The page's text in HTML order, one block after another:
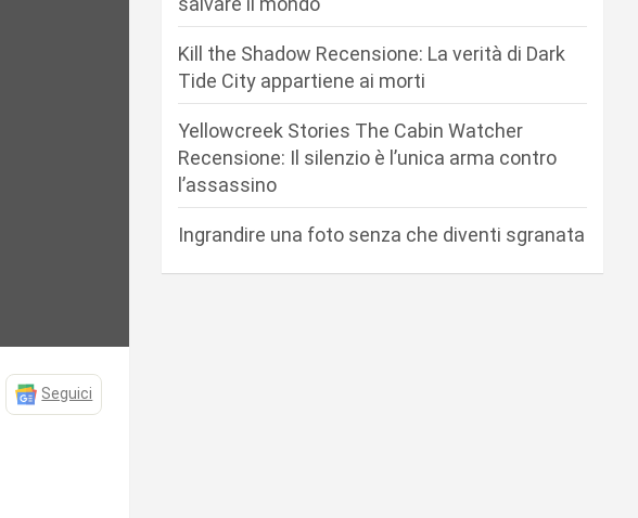
Seguici
Kill the Shadow Recensione: La verità di Dark
Tide City appartiene ai morti
Yellowcreek Stories The Cabin Watcher
Recensione: Il silenzio è l’unica arma contro
l’assassino
Ingrandire una foto senza che diventi sgranata